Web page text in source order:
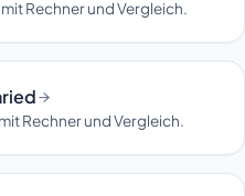
Rechner und Vergleich.
Rechner und Vergleich.